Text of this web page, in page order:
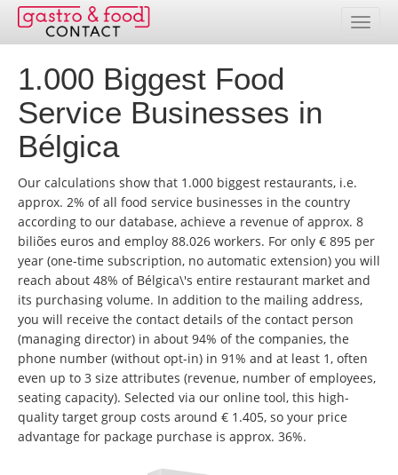
Banco de dados
Resumo de países
Seleção online
Preços
Realizações
Contato
Área de clientes
Mudar de língua:
Deutsch
American English
1.000 Biggest Food
Service Businesses in
Bélgica
Our calculations show that 1.000 biggest restaurants, i.e.
approx. 2% of all food service businesses in the country
according to our database, achieve a revenue of approx. 8
biliões euros and employ 88.026 workers. For only € 895 per
year (one-time subscription, no automatic extension) you will
reach about 48% of Bélgica\'s entire restaurant market and
its purchasing volume. In addition to the mailing address,
you will receive the contact details of the contact person
(managing director) in about 94% of the companies, the
phone number (without opt-in) in 91% and at least 1, often
even up to 3 size attributes (revenue, number of employees,
seating capacity). Selected via our online tool, this high-
quality target group costs around € 1.405, so your price
advantage for package purchase is approx. 36%.